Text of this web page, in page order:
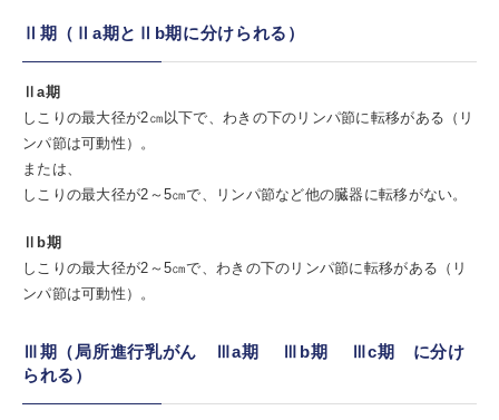
Ⅱ期（Ⅱa期とⅡb期に分けられる）
Ⅱa期
しこりの最大径が2㎝以下で、わきの下のリンパ節に転移がある（リ
ンパ節は可動性）。
または、
しこりの最大径が2～5㎝で、リンパ節など他の臓器に転移がない。
Ⅱb期
しこりの最大径が2～5㎝で、わきの下のリンパ節に転移がある（リ
ンパ節は可動性）。
Ⅲ期（局所進行乳がん Ⅲa期 Ⅲb期 Ⅲc期 に分け
られる）